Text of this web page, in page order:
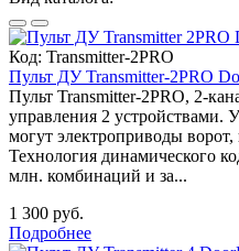
Код: Transmitter-2PRO
Пульт ДУ Transmitter-2PRO
Пульт Transmitter-2PRO, 2-
управления 2 устройствами.
могут электроприводы
Технология динамического
млн. комбинаций и за...
1 300 руб.
Подробнее